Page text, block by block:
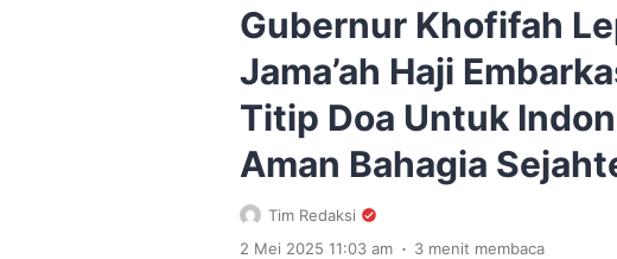
Gubernur Khofifah
Jama’ah Haji
Titip Doa Untuk
Aman Bahagia
Tim Redaksi
2 Mei 2025 11:03 am . 3 menit membaca